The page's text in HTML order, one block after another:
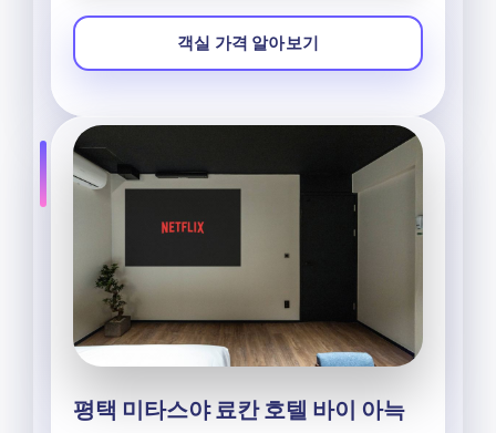
객실 가격 알아보기
평택 미타스야 료칸 호텔 바이 아늑